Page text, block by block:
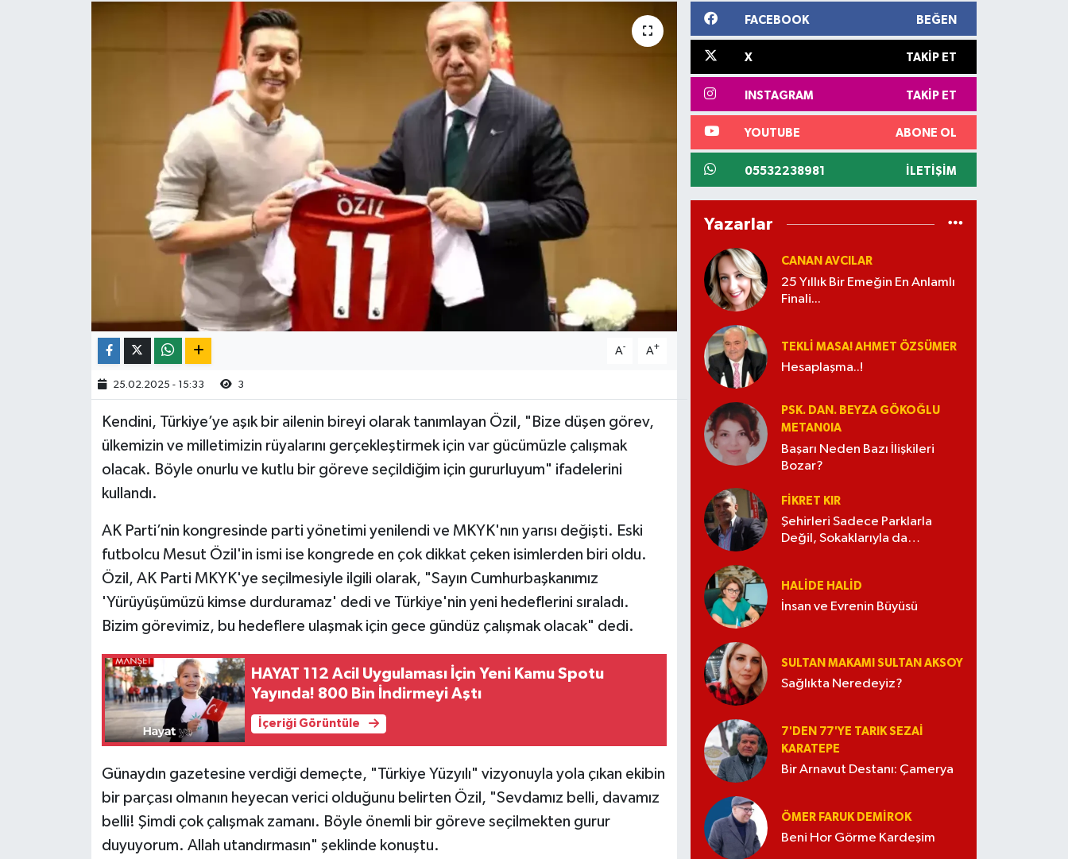
A- A+
25.02.2025 - 15:33 3
Kendini, Türkiye’ye aşık bir ailenin bireyi olarak tanımlayan Özil, "Bize düşen görev,
ülkemizin ve milletimizin rüyalarını gerçekleştirmek için var gücümüzle çalışmak
olacak. Böyle onurlu ve kutlu bir göreve seçildiğim için gururluyum" ifadelerini
kullandı.
AK Parti’nin kongresinde parti yönetimi yenilendi ve MKYK'nın yarısı değişti. Eski
futbolcu Mesut Özil'in ismi ise kongrede en çok dikkat çeken isimlerden biri oldu.
Özil, AK Parti MKYK'ye seçilmesiyle ilgili olarak, "Sayın Cumhurbaşkanımız
'Yürüyüşümüzü kimse durduramaz' dedi ve Türkiye'nin yeni hedeflerini sıraladı.
Bizim görevimiz, bu hedeflere ulaşmak için gece gündüz çalışmak olacak" dedi.
HAYAT 112 Acil Uygulaması İçin Yeni Kamu Spotu
Yayında! 800 Bin İndirmeyi Aştı
İçeriği Görüntüle
Günaydın gazetesine verdiği demeçte, "Türkiye Yüzyılı" vizyonuyla yola çıkan ekibin
bir parçası olmanın heyecan verici olduğunu belirten Özil, "Sevdamız belli, davamız
belli! Şimdi çok çalışmak zamanı. Böyle önemli bir göreve seçilmekten gurur
duyuyorum. Allah utandırmasın" şeklinde konuştu.
FACEBOOK BEĞEN
X TAKIP ET
INSTAGRAM TAKIP ET
YOUTUBE ABONE OL
05532238981 İLETIŞIM
Yazarlar
CANAN AVCILAR
25 Yıllık Bir Emeğin En Anlamlı
Finali...
TEKLI MASA! AHMET ÖZSÜMER
Hesaplaşma..!
PSK. DAN. BEYZA GÖKOĞLU
METAN0IA
Başarı Neden Bazı İlişkileri
Bozar?
FIKRET KIR
Şehirleri Sadece Parklarla
Değil, Sokaklarıyla da
HALIDE HALID
İnsan ve Evrenin Büyüsü
SULTAN MAKAMI SULTAN AKSOY
Sağlıkta Neredeyiz?
7'DEN 77'YE TARIK SEZAI
KARATEPE
Bir Arnavut Destanı: Çamerya
ÖMER FARUK DEMIROK
Beni Hor Görme Kardeşim